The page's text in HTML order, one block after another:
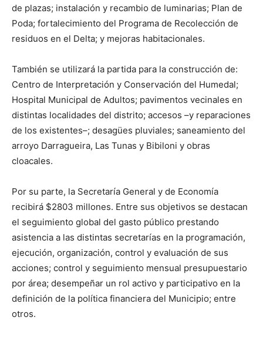
de plazas; instalación y recambio de luminarias; Plan de
Poda; fortalecimiento del Programa de Recolección de
residuos en el Delta; y mejoras habitacionales.
También se utilizará la partida para la construcción de:
Centro de Interpretación y Conservación del Humedal;
Hospital Municipal de Adultos; pavimentos vecinales en
distintas localidades del distrito; accesos –y reparaciones
de los existentes–; desagües pluviales; saneamiento del
arroyo Darragueira, Las Tunas y Bibiloni y obras
cloacales.
Por su parte, la Secretaría General y de Economía
recibirá $2803 millones. Entre sus objetivos se destacan
el seguimiento global del gasto público prestando
asistencia a las distintas secretarías en la programación,
ejecución, organización, control y evaluación de sus
acciones; control y seguimiento mensual presupuestario
por área; desempeñar un rol activo y participativo en la
definición de la política financiera del Municipio; entre
otros.